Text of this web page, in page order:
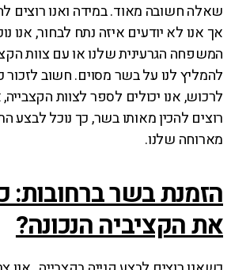
שאלה חשובה מאוד. במידה ואנו רוצים
אך אנו לא יודעים איזה נתח לבחור, אנו
המשפחה הגרעינית שלנו או עם צוות
להמליץ לנו על בשר מסוים. חשוב לזכור
לרכוש, אנו יכולים לספר לצוות
רוצים להכין מאותו בשר, כך נוכל לבצע
מארוחה שלנו.
הזמנת בשר ברחובות:
את הקציביה הנכונה?